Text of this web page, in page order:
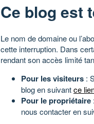
Ce blog est
Le nom de domaine ou
cette interruption. Dans
rendant son accès limité
Pour les visiteurs :
blog en suivantce
Pour le propriétaire
nous contacter en